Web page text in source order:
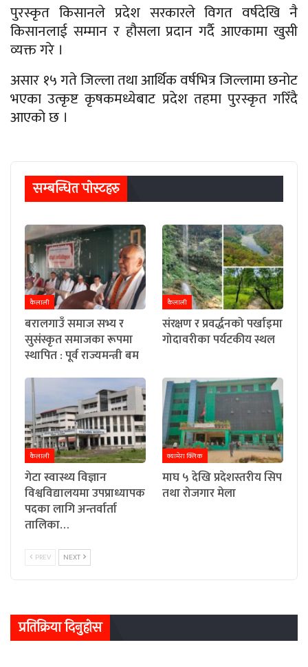
पुरस्कृत किसानले प्रदेश सरकारले विगत वर्षदेखि नै
किसानलाई सम्मान र हौसला प्रदान गर्दै आएकामा खुसी
व्यक्त गरे ।
असार १५ गते जिल्ला तथा आर्थिक वर्षभित्र जिल्लामा छनोट
भएका उत्कृष्ट कृषकमध्येबाट प्रदेश तहमा पुरस्कृत गरिँदै
आएको छ ।
सम्बन्धित पाेस्टहरु
कैलाली
बरालगाउँ समाज सभ्य र
सुसंस्कृत समाजका रूपमा
स्थापित : पूर्व राज्यमन्त्री बम
कैलाली
संरक्षण र प्रवर्द्धनको पर्खाइमा
गोदावरीका पर्यटकीय स्थल
कैलाली
गेटा स्वास्थ्य विज्ञान
विश्वविद्यालयमा उपप्राध्यापक
पदका लागि अन्तर्वार्ता
तालिका…
क्यामेरा क्लिक
माघ ५ देखि प्रदेशस्तरीय सिप
तथा रोजगार मेला
PREV NEXT
प्रतिक्रिया दिनुहोस